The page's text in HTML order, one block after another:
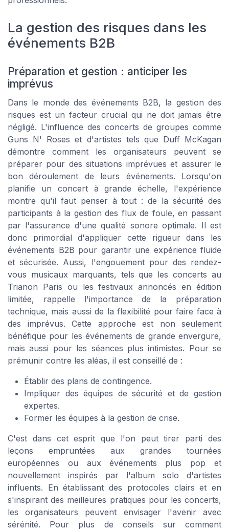
La gestion des risques dans les
événements B2B
Préparation et gestion : anticiper les
imprévus
Dans le monde des événements B2B, la gestion des
risques est un facteur crucial qui ne doit jamais être
négligé. L'influence des concerts de groupes comme
Guns N' Roses et d'artistes tels que Duff McKagan
démontre comment les organisateurs peuvent se
préparer pour des situations imprévues et assurer le
bon déroulement de leurs événements. Lorsqu'on
planifie un concert à grande échelle, l'expérience
montre qu'il faut penser à tout : de la sécurité des
participants à la gestion des flux de foule, en passant
par l'assurance d'une qualité sonore optimale. Il est
donc primordial d'appliquer cette rigueur dans les
événements B2B pour garantir une expérience fluide
et sécurisée. Aussi, l'engouement pour des rendez-
vous musicaux marquants, tels que les concerts au
Trianon Paris ou les festivaux annoncés en édition
limitée, rappelle l'importance de la préparation
technique, mais aussi de la flexibilité pour faire face à
des imprévus. Cette approche est non seulement
bénéfique pour les événements de grande envergure,
mais aussi pour les séances plus intimistes. Pour se
prémunir contre les aléas, il est conseillé de :
Établir des plans de contingence.
Impliquer des équipes de sécurité et de gestion
expertes.
Former les équipes à la gestion de crise.
C'est dans cet esprit que l'on peut tirer parti des
leçons empruntées aux grandes tournées
européennes ou aux événements plus pop et
nouvellement inspirés par l'album solo d'artistes
influents. En établissant des protocoles clairs et en
s'inspirant des meilleures pratiques pour les concerts,
les organisateurs peuvent envisager l'avenir avec
sérénité. Pour plus de conseils sur comment